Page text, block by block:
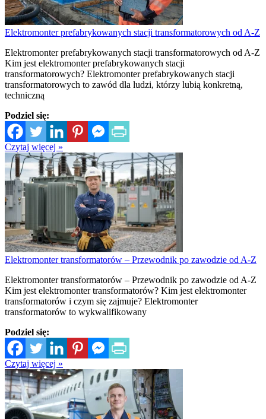
Elektromonter prefabrykowanych stacji transformatorowych od A-Z
Elektromonter prefabrykowanych stacji transformatorowych od A-Z
Kim jest elektromonter prefabrykowanych stacji
transformatorowych? Elektromonter prefabrykowanych stacji
transformatorowych to zawód dla ludzi, którzy lubią konkretną,
techniczną
Podziel się:
Czytaj więcej »
Elektromonter transformatorów – Przewodnik po zawodzie od A-Z
Elektromonter transformatorów – Przewodnik po zawodzie od A-Z
Kim jest elektromonter transformatorów? Kim jest elektromonter
transformatorów i czym się zajmuje? Elektromonter
transformatorów to wykwalifikowany
Podziel się:
Czytaj więcej »